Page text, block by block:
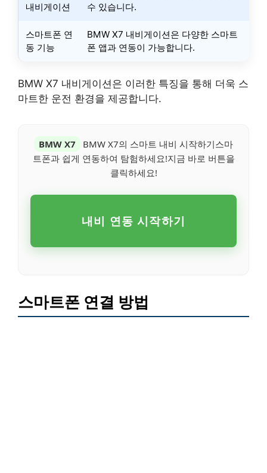
내비게이션
수 있습니다.
스마트폰 연
동 기능
BMW X7 내비게이션은 다양한 스마트
폰 앱과 연동이 가능합니다.
BMW X7 내비게이션은 이러한 특징을 통해 더욱 스
마트한 운전 환경을 제공합니다.
BMW X7
BMW X7의 스마트 내비 시작하기스마
트폰과 쉽게 연동하여 탐험하세요!지금 바로 버튼을
클릭하세요!
내비 연동 시작하기
스마트폰 연결 방법